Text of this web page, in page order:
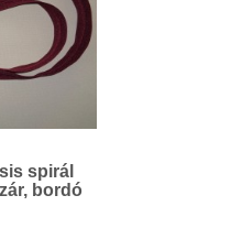
spirál
bordó